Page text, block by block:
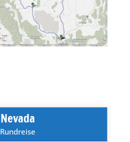
Nevada
Rundreise